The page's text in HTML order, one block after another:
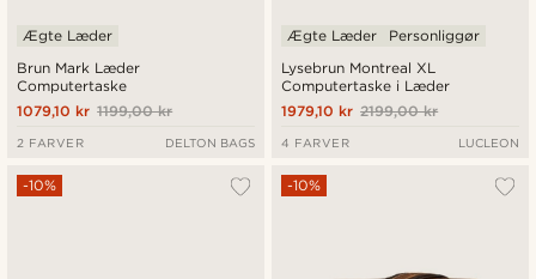
Brun Mark Læder
Computertaske
Ægte Læder
1199,00 kr
1079,10 kr
2 FARVER DELTON BAGS
Lysebrun Montreal XL
Computertaske i Læder
Ægte Læder Personliggør
2199,00 kr
1979,10 kr
4 FARVER LUCLEON
-10% -10%